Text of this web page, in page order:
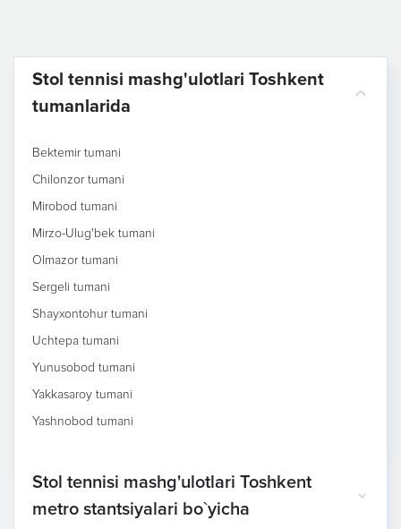
Stol tennisi mashg'ulotlari Toshkent
tumanlarida
Bektemir tumani
Chilonzor tumani
Mirobod tumani
Mirzo-Ulug'bek tumani
Olmazor tumani
Sergeli tumani
Shayxontohur tumani
Uchtepa tumani
Yunusobod tumani
Yakkasaroy tumani
Yashnobod tumani
Stol tennisi mashg'ulotlari Toshkent
metro stantsiyalari bo`yicha